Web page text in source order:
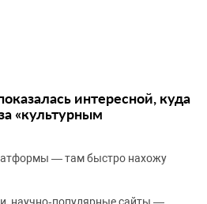
интересной, куда
«культурным
— там быстро нахожу